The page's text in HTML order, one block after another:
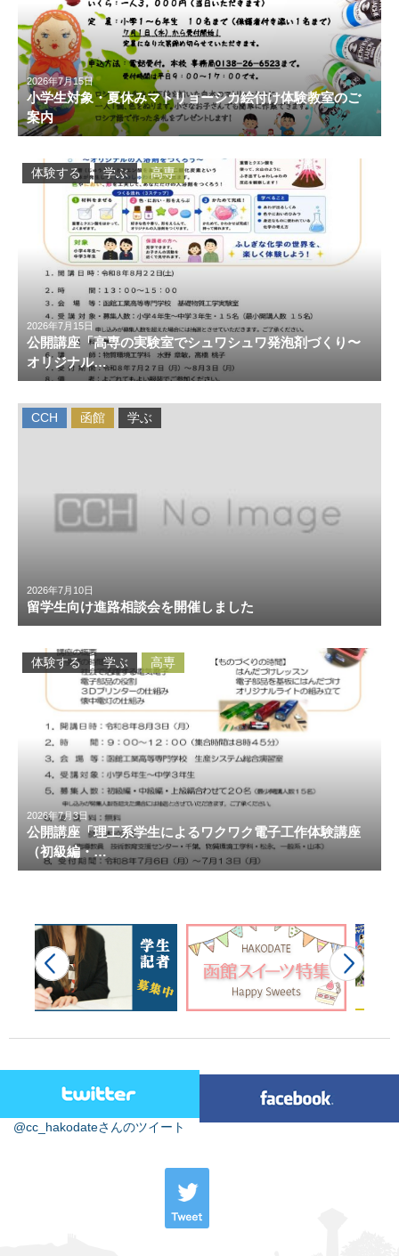
2026年7月15日
小学生対象・夏休みマトリョーシカ絵付け体験教室のご
案内
2026年7月15日
公開講座「高専の実験室でシュワシュワ発泡剤づくり〜
オリジナル…
体験する 学ぶ 高専
2026年7月10日
留学生向け進路相談会を開催しました
CCH 函館 学ぶ
2026年7月3日
公開講座「理工系学生によるワクワク電子工作体験講座
（初級編・…
体験する 学ぶ 高専
@cc_hakodateさんのツイート